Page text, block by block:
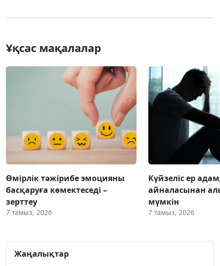
Ұқсас мақалалар
Өмірлік тәжірибе эмоцияны
басқаруға көмектеседі –
зерттеу
7 тамыз, 2026
Күйзеліс ер
айналасынан
мүмкін
7 тамыз, 2026
Жаңалықтар